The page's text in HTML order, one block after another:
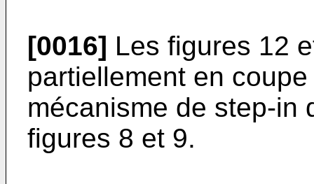
[0016] Les figures 12
partiellement en
mécanisme de step-in
figures 8 et 9.